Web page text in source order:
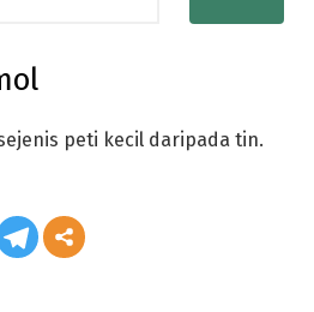
peti kecil daripada tin.